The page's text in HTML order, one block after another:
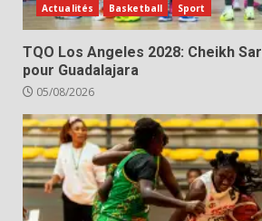
Actualités Basketball Sport
TQO Los Angeles 2028: Cheikh
pour Guadalajara
05/08/2026